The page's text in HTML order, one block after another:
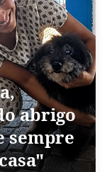
abrigo
sempre